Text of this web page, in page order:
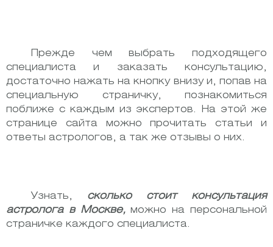
Прежде чем выбрать подходящего
специалиста и заказать консультацию,
достаточно нажать на кнопку внизу и, попав на
специальную страничку, познакомиться
поближе с каждым из экспертов. На этой же
странице сайта можно прочитать статьи и
ответы астрологов, а так же отзывы о них.
Узнать, сколько стоит консультация
астролога в Москве,можно на персональной
страничке каждого специалиста.